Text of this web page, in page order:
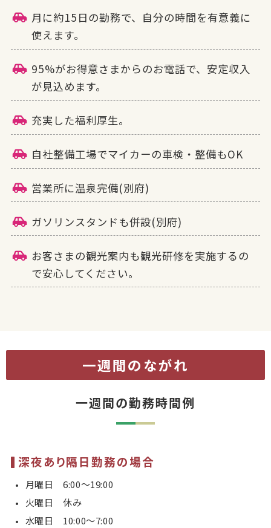
月に約15日の勤務で、自分の時間を有意義に
使えます。
95%がお得意さまからのお電話で、安定収入
が見込めます。
充実した福利厚生。
自社整備工場でマイカーの車検・整備もOK
営業所に温泉完備(別府)
ガソリンスタンドも併設(別府)
お客さまの観光案内も観光研修を実施するの
で安心してください。
一週間のながれ
一週間の勤務時間例
深夜あり隔日勤務の場合
月曜日 6:00〜19:00
火曜日 休み
水曜日 10:00〜7:00